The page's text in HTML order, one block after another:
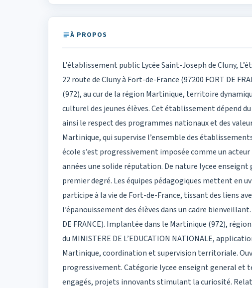
À PROPOS
L’établissement public Lycée Saint-Joseph de Cluny,
22 route de Cluny à Fort-de-France (97200 FORT DE
(972), au cur de la région Martinique, territoire
culturel des jeunes élèves. Cet établissement dépend
ainsi le respect des programmes nationaux et des
Martinique, qui supervise l’ensemble des
école s’est progressivement imposée comme un
années une solide réputation. De nature lycee
premier degré. Les équipes pédagogiques mettent en
participe à la vie de Fort-de-France, tissant des liens
l’épanouissement des élèves dans un cadre
DE FRANCE). Implantée dans le Martinique (972),
du MINISTERE DE L’EDUCATION NATIONALE,
Martinique, coordination et supervision territoriale.
progressivement. Catégorie lycee enseignt general et
engagés, projets innovants stimulant la curiosité.